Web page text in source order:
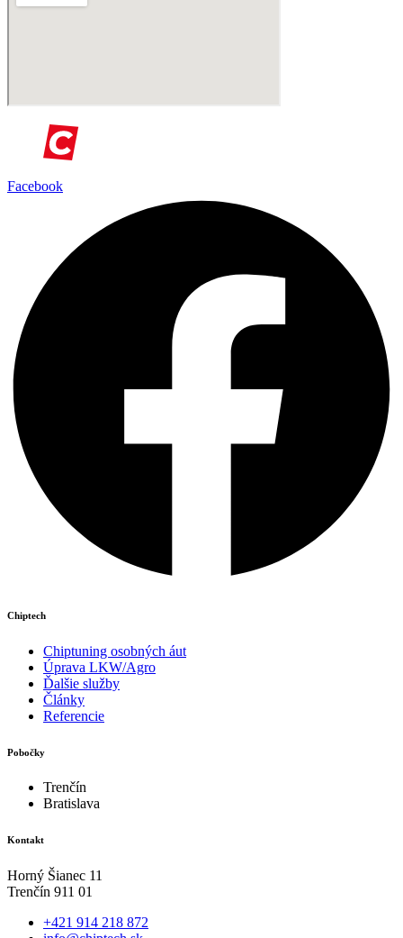
Facebook
Chiptech
Chiptuning osobných áut
Úprava LKW/Agro
Ďalšie služby
Články
Referencie
Pobočky
Trenčín
Bratislava
Kontakt
Horný Šianec 11
Trenčín 911 01
+421 914 218 872